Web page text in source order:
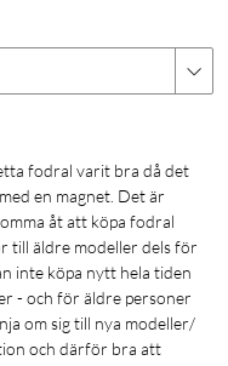
en magnet. Det är
åt att köpa fodral
till äldre modeller dels för
inte köpa nytt hela tiden
- och för äldre personer
om sig till nya modeller/
och därför bra att